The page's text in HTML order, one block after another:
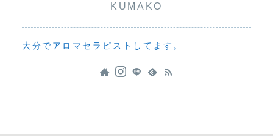
KUMAKO
大分でアロマセラピストしてます。